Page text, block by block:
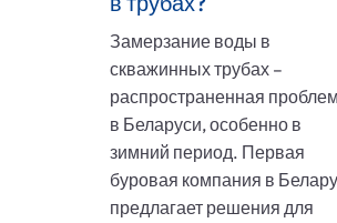
Замерзание воды в
скважинных трубах –
распространенная
в Беларуси, особенно в
зимний период. Первая
буровая компания в
предлагает решения для